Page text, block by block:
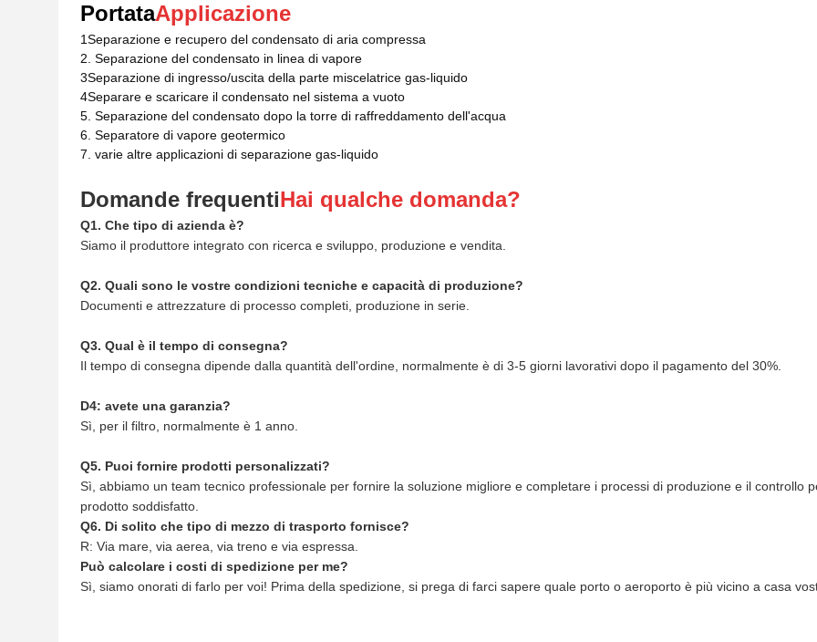
PortataApplicazione
1Separazione e recupero del condensato di aria compressa
2. Separazione del condensato in linea di vapore
3Separazione di ingresso/uscita della parte miscelatrice gas-liquido
4Separare e scaricare il condensato nel sistema a vuoto
5. Separazione del condensato dopo la torre di raffreddamento dell'acqua
6. Separatore di vapore geotermico
7. varie altre applicazioni di separazione gas-liquido
Domande frequentiHai qualche domanda?
Q1. Che tipo di azienda è?
Siamo il produttore integrato con ricerca e sviluppo, produzione e vendita.
Q2. Quali sono le vostre condizioni tecniche e capacità di produzione?
Documenti e attrezzature di processo completi, produzione in serie.
Q3. Qual è il tempo di consegna?
Il tempo di consegna dipende dalla quantità dell'ordine, normalmente è di 3-5 giorni lavorativi dopo il pagamento del 30%.
D4: avete una garanzia?
Sì, per il filtro, normalmente è 1 anno.
Q5. Puoi fornire prodotti personalizzati?
Sì, abbiamo un team tecnico professionale per fornire la soluzione migliore e completare i processi di produzione e il controllo
prodotto soddisfatto.
Q6. Di solito che tipo di mezzo di trasporto fornisce?
R: Via mare, via aerea, via treno e via espressa.
Può calcolare i costi di spedizione per me?
Sì, siamo onorati di farlo per voi! Prima della spedizione, si prega di farci sapere quale porto o aeroporto è più vicino a casa